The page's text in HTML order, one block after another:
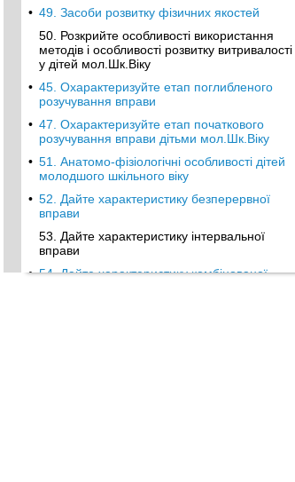
• 49. Засоби розвитку фізичних якостей
50. Розкрийте особливості використання
методів і особливості розвитку витривалості
у дітей мол.Шк.Віку
• 45. Охарактеризуйте етап поглибленого
розучування вправи
• 47. Охарактеризуйте етап початкового
розучування вправи дітьми мол.Шк.Віку
• 51. Анатомо-фізіологічні особливості дітей
молодшого шкільного віку
• 52. Дайте характеристику безперервної
вправи
53. Дайте характеристику інтервальної
вправи
• 54. Дайте характеристику комбінованої